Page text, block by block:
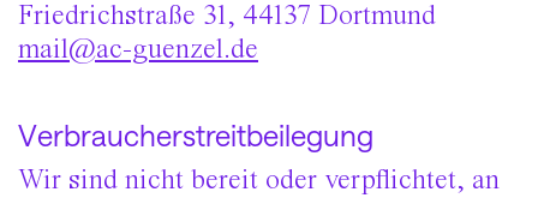
Friedrichstraße 31, 44137 Dortmund
mail@ac-guenzel.de
Verbraucherstreitbeilegung
Wir sind nicht bereit oder verpflichtet, an